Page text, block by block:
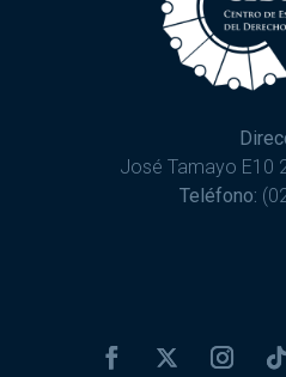
José Tamayo E10
Teléfono: